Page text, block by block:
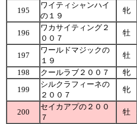
195
ワイティシャンハイ
の１９
牝
196
ワカサイティング２
００７
牡
197
ワールドマジックの
１９
牡
198
クールラブ２００７ 牝
199
シルクラフィーネの
２００７
牝
200
セイカアプの２００
７
牡